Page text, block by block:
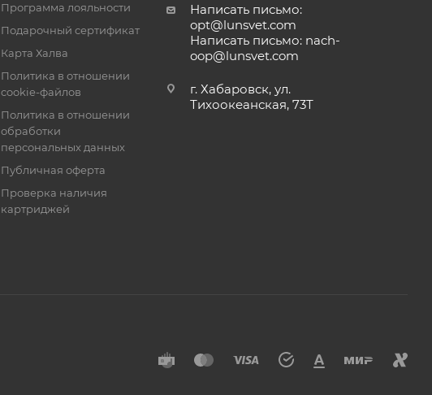
Программа лояльности
Подарочный сертификат
Карта Халва
Политика в отношении
cookie-файлов
Политика в отношении
обработки
персональных данных
Публичная оферта
Проверка наличия
картриджей
Написать письмо:
opt@lunsvet.com
Написать письмо: nach-
oop@lunsvet.com
г. Хабаровск, ул.
Тихоокеанская, 73Т